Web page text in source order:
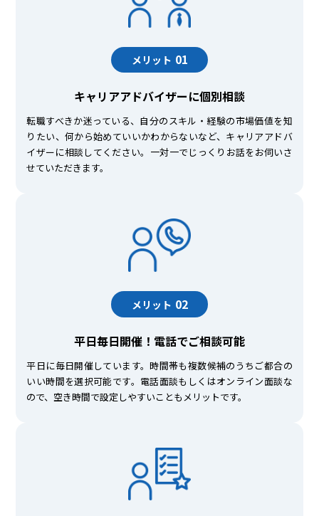
メリット 01
キャリアアドバイザーに個別相談
転職すべきか迷っている、自分のスキル・経験の市場価値を知
りたい、何から始めていいかわからないなど、キャリアアドバ
イザーに相談してください。一対一でじっくりお話をお伺いさ
せていただきます。
メリット 02
平日毎日開催！電話でご相談可能
平日に毎日開催しています。時間帯も複数候補のうちご都合の
いい時間を選択可能です。電話面談もしくはオンライン面談な
ので、空き時間で設定しやすいこともメリットです。